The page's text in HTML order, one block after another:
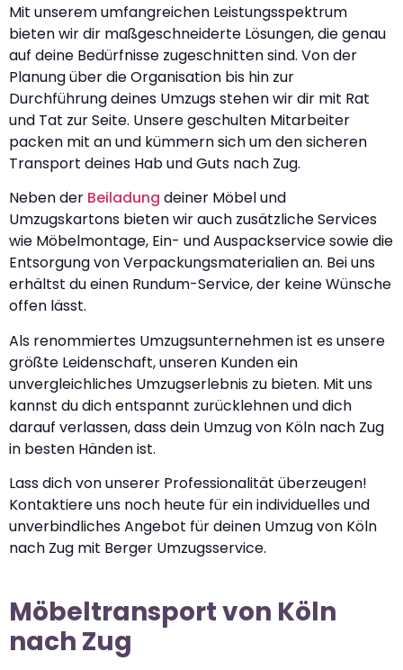
Mit unserem umfangreichen Leistungsspektrum
bieten wir dir maßgeschneiderte Lösungen, die genau
auf deine Bedürfnisse zugeschnitten sind. Von der
Planung über die Organisation bis hin zur
Durchführung deines Umzugs stehen wir dir mit Rat
und Tat zur Seite. Unsere geschulten Mitarbeiter
packen mit an und kümmern sich um den sicheren
Transport deines Hab und Guts nach Zug.
Neben der Beiladung deiner Möbel und
Umzugskartons bieten wir auch zusätzliche Services
wie Möbelmontage, Ein- und Auspackservice sowie die
Entsorgung von Verpackungsmaterialien an. Bei uns
erhältst du einen Rundum-Service, der keine Wünsche
offen lässt.
Als renommiertes Umzugsunternehmen ist es unsere
größte Leidenschaft, unseren Kunden ein
unvergleichliches Umzugserlebnis zu bieten. Mit uns
kannst du dich entspannt zurücklehnen und dich
darauf verlassen, dass dein Umzug von Köln nach Zug
in besten Händen ist.
Lass dich von unserer Professionalität überzeugen!
Kontaktiere uns noch heute für ein individuelles und
unverbindliches Angebot für deinen Umzug von Köln
nach Zug mit Berger Umzugsservice.
Möbeltransport von Köln
nach Zug